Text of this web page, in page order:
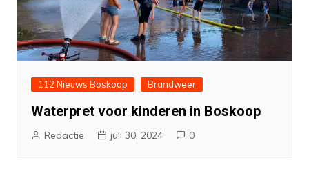
112 Nieuws Boskoop Brandweer
Waterpret voor kinderen in Boskoop
Redactie juli 30, 2024 0